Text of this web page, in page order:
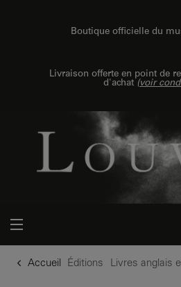
Boutique officielle du
Livraison offerte en point de
d'achat (voir
Accueil Éditions Livres anglais